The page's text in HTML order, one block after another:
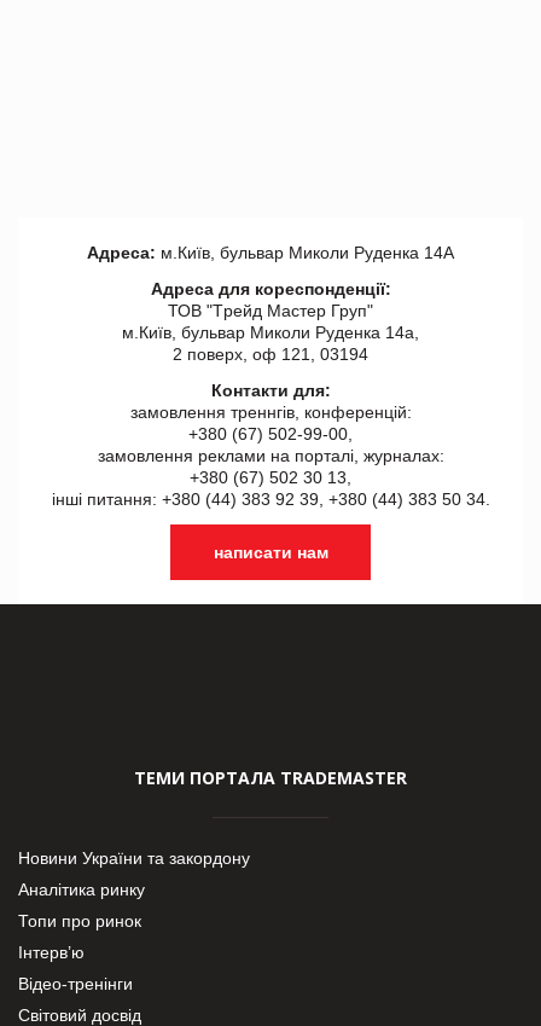
Адреса: м.Київ, бульвар Миколи Руденка 14А
Адреса для кореспонденції:
ТОВ "Tрейд Мастер Груп"
м.Київ, бульвар Миколи Руденка 14а,
2 поверх, оф 121, 03194
Контакти для:
замовлення треннгів, конференцій:
+380 (67) 502-99-00,
замовлення реклами на порталі, журналах:
+380 (67) 502 30 13,
інші питання: +380 (44) 383 92 39, +380 (44) 383 50 34.
написати нам
ТЕМИ ПОРТАЛА TRADEMASTER
Новини України та закордону
Аналітика ринку
Топи про ринок
Інтерв’ю
Відео-тренінги
Світовий досвід